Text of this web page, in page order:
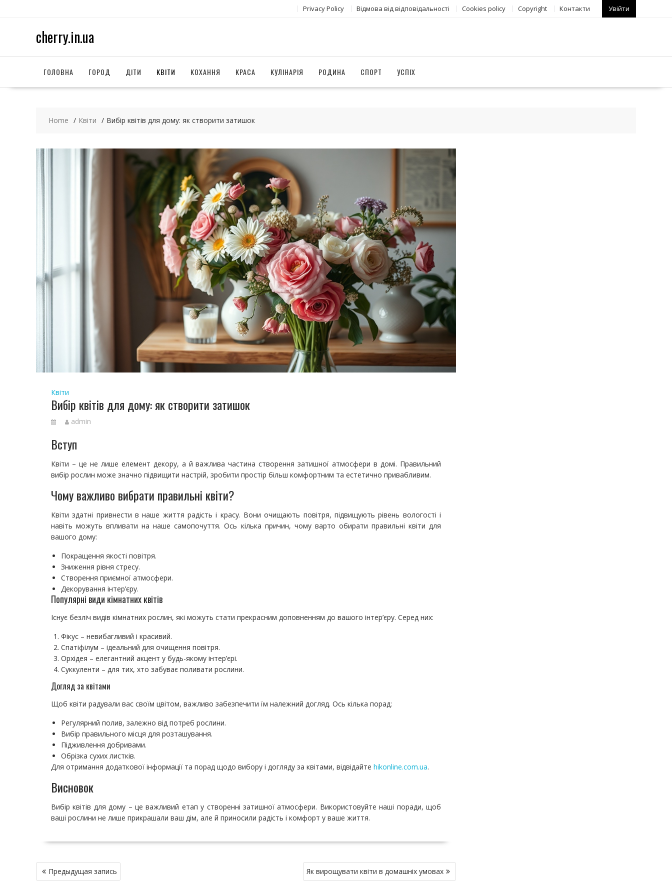
Privacy Policy Відмова від відповідальності Сookies policy Copyright Контакти Увійти
cherry.in.ua
ГОЛОВНА ГОРОД ДІТИ КВІТИ КОХАННЯ КРАСА КУЛІНАРІЯ РОДИНА СПОРТ УСПІХ
Home Квіти Вибір квітів для дому: як створити затишок
Квіти
Вибір квітів для дому: як створити затишок
admin
Вступ
Квіти – це не лише елемент декору, а й важлива частина створення затишної атмосфери в домі. Правильний
вибір рослин може значно підвищити настрій, зробити простір більш комфортним та естетично привабливим.
Чому важливо вибрати правильні квіти?
Квіти здатні привнести в наше життя радість і красу. Вони очищають повітря, підвищують рівень вологості і
навіть можуть впливати на наше самопочуття. Ось кілька причин, чому варто обирати правильні квіти для
вашого дому:
Покращення якості повітря.
Зниження рівня стресу.
Створення приємної атмосфери.
Декорування інтер’єру.
Популярні види кімнатних квітів
Існує безліч видів кімнатних рослин, які можуть стати прекрасним доповненням до вашого інтер’єру. Серед них:
Фікус – невибагливий і красивий.
Спатіфілум – ідеальний для очищення повітря.
Орхідея – елегантний акцент у будь-якому інтер’єрі.
Суккуленти – для тих, хто забуває поливати рослини.
Догляд за квітами
Щоб квіти радували вас своїм цвітом, важливо забезпечити їм належний догляд. Ось кілька порад:
Регулярний полив, залежно від потреб рослини.
Вибір правильного місця для розташування.
Підживлення добривами.
Обрізка сухих листків.
Для отримання додаткової інформації та порад щодо вибору і догляду за квітами, відвідайте hikonline.com.ua.
Висновок
Вибір квітів для дому – це важливий етап у створенні затишної атмосфери. Використовуйте наші поради, щоб
ваші рослини не лише прикрашали ваш дім, але й приносили радість і комфорт у ваше життя.
Н
а
Предыдущая запись Як вирощувати квіти в домашніх умовах